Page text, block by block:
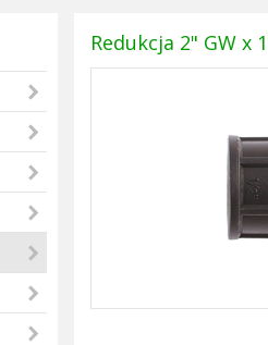
Redukcja 2" GW x